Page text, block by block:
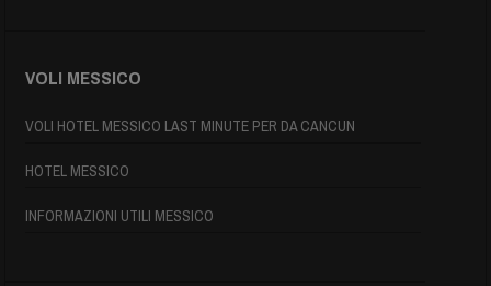
VOLI MESSICO
VOLI HOTEL MESSICO LAST MINUTE PER DA CANCUN
HOTEL MESSICO
INFORMAZIONI UTILI MESSICO